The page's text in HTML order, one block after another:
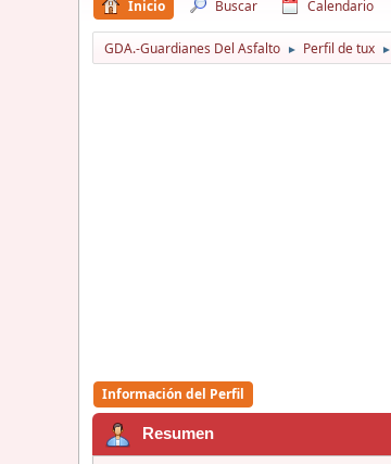
Inicio Buscar Calendario
GDA.-Guardianes Del Asfalto ► Perfil de tux ►
Información del Perfil
Resumen